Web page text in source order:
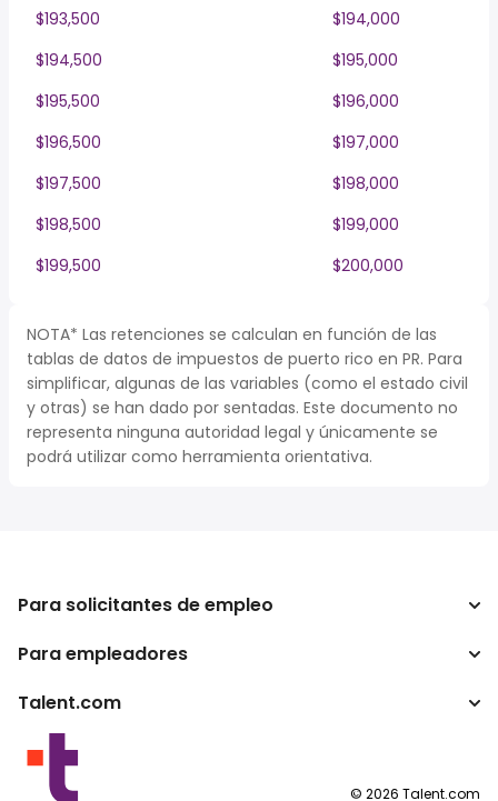
$193,500
$194,000
$194,500
$195,000
$195,500
$196,000
$196,500
$197,000
$197,500
$198,000
$198,500
$199,000
$199,500
$200,000
NOTA* Las retenciones se calculan en función de las
tablas de datos de impuestos de puerto rico en PR. Para
simplificar, algunas de las variables (como el estado civil
y otras) se han dado por sentadas. Este documento no
representa ninguna autoridad legal y únicamente se
podrá utilizar como herramienta orientativa.
Para solicitantes de empleo
Buscador de trabajo
Conversor de salario
Para empleadores
Empresa
Programas para publishers
Talent.com
Otros países
Condiciones de uso
© 2026 Talent.com